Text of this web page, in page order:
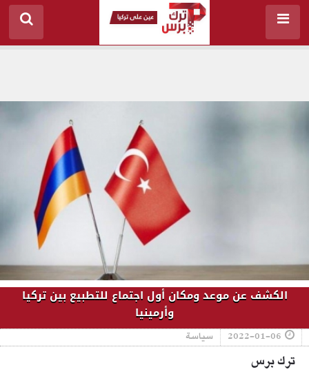
الكشف عن موعد ومكان أول اجتماع للتطبيع بين تركيا
وأرمينيا
2022-01-06 سياسة
ترك برس